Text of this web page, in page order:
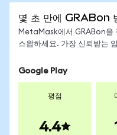
몇 초 만에 GRABon
MetaMask에서 GRABon을
스왑하세요. 가장 신뢰받는
Google Play
평점
4.4